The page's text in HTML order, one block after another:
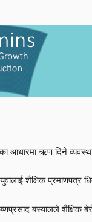
आधारमा ऋण दिने
शैक्षिक
बस्यालले शैक्षिक